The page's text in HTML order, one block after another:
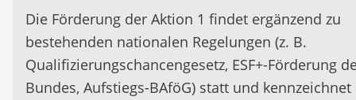
Die Förderung der Aktion 1 findet ergänzend zu
bestehenden nationalen Regelungen (z. B.
Qualifizierungschancengesetz, ESF+-Förderung
Bundes, Aufstiegs-BAföG) statt und kennzeichnet